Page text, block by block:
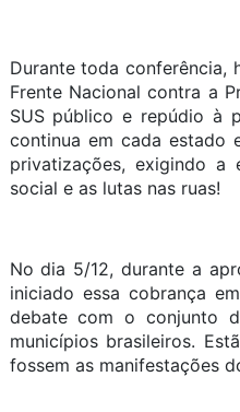
Durante toda
Frente Nacional contra a
SUS público e repúdio à
continua em cada estado
privatizações, exigindo a
social e as lutas nas ruas!
No dia 5/12, durante a
iniciado essa cobrança
debate com o conjunto
municípios brasileiros.
fossem as manifestações